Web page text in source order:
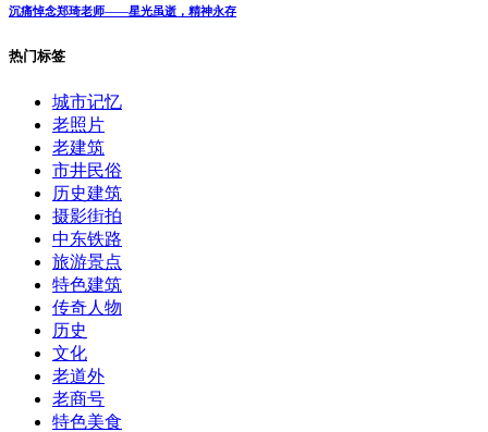
沉痛悼念郑琦老师——星光虽逝，精神永存
热门标签
城市记忆
老照片
老建筑
市井民俗
历史建筑
摄影街拍
中东铁路
旅游景点
特色建筑
传奇人物
历史
文化
老道外
老商号
特色美食